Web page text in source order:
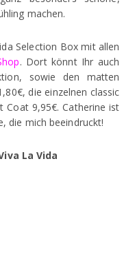
machen.
Selection Box mit allen
. Dort könnt Ihr auch
sowie den matten
die einzelnen classic
Coat 9,95€. Catherine ist
die mich beeindruckt!
La Vida